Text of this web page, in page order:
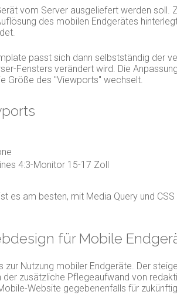
vom Server ausgeliefert werden soll.
des mobilen Endgerätes
passt sich dann selbstständig der
Fensters verändert wird. Die
Größe des "Viewports" wechselt.
4:3-Monitor 15-17 Zoll
es am besten, mit Media Query und
für Mobile
Nutzung mobiler Endgeräte. Der
zusätzliche Pflegeaufwand von
Website gegebenenfalls für